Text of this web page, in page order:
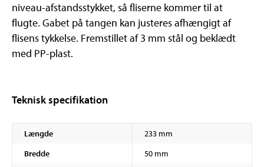
niveau-afstandsstykket, så fliserne kommer til at
flugte. Gabet på tangen kan justeres afhængigt af
flisens tykkelse. Fremstillet af 3 mm stål og beklædt
med PP-plast.
Teknisk specifikation
Længde
233 mm
Bredde
50 mm